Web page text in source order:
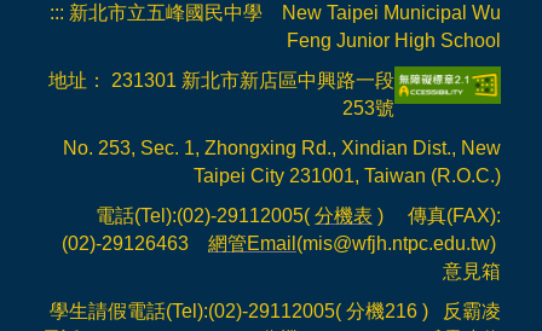
::: 新北市立五峰國民中學 New Taipei Municipal Wu
Feng Junior High School
地址： 231301 新北市新店區中興路一段
253號
No. 253, Sec. 1, Zhongxing Rd., Xindian Dist., New
Taipei City 231001, Taiwan (R.O.C.)
電話(Tel):(02)-29112005( 分機表 ) 傳真(FAX):
(02)-29126463 網管Email (mis@wfjh.ntpc.edu.tw)
意見箱
學生請假電話(Tel):(02)-29112005( 分機216 ) 反霸凌